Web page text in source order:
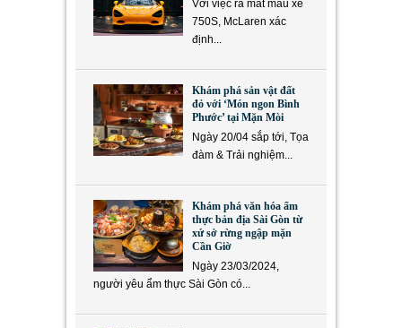
Với việc ra mắt mẫu xe
750S, McLaren xác
định...
Khám phá sản vật đất
đỏ với ‘Món ngon Bình
Phước’ tại Mặn Mòi
Ngày 20/04 sắp tới, Tọa
đàm & Trải nghiệm...
Khám phá văn hóa ẩm
thực bản địa Sài Gòn từ
xứ sở rừng ngập mặn
Cần Giờ
Ngày 23/03/2024,
người yêu ẩm thực Sài Gòn có...